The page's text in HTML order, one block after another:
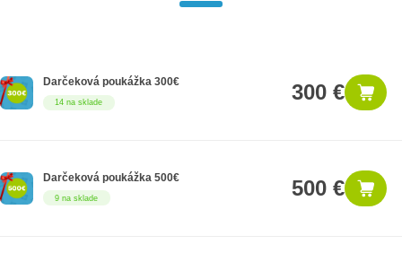
14 na sklade
Darčeková poukážka 300€ 300 €
9 na sklade
Darčeková poukážka 500€ 500 €